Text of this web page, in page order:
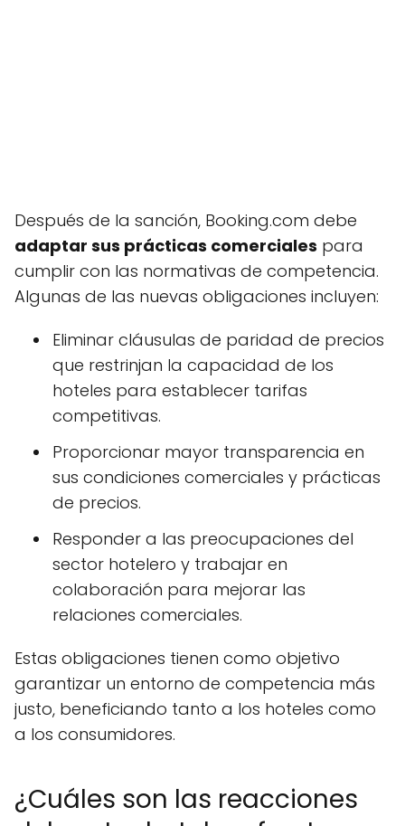
Después de la sanción, Booking.com debe
adaptar sus prácticas comerciales para
cumplir con las normativas de competencia.
Algunas de las nuevas obligaciones incluyen:
Eliminar cláusulas de paridad de precios
que restrinjan la capacidad de los
hoteles para establecer tarifas
competitivas.
Proporcionar mayor transparencia en
sus condiciones comerciales y prácticas
de precios.
Responder a las preocupaciones del
sector hotelero y trabajar en
colaboración para mejorar las
relaciones comerciales.
Estas obligaciones tienen como objetivo
garantizar un entorno de competencia más
justo, beneficiando tanto a los hoteles como
a los consumidores.
¿Cuáles son las reacciones